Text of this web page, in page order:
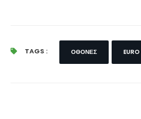
TAGS : ΟΘΌΝΕΣ